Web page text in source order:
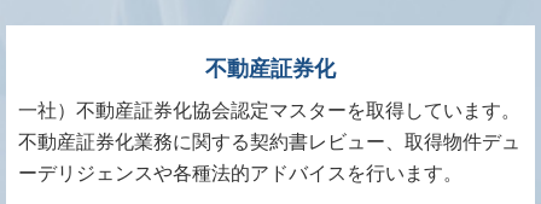
不動産証券化
一社）不動産証券化協会認定マスターを取得しています。
不動産証券化業務に関する契約書レビュー、取得物件デュ
ーデリジェンスや各種法的アドバイスを行います。